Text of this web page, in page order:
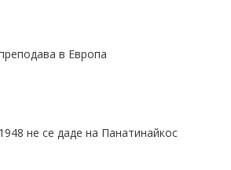
в Европа
не се даде на Панатинайкос